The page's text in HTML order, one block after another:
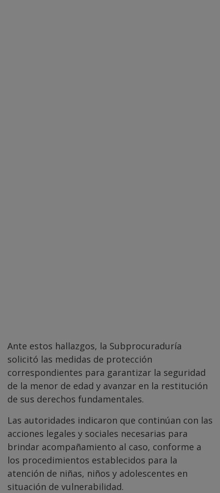
Ante estos hallazgos, la Subprocuraduría
solicitó las medidas de protección
correspondientes para garantizar la seguridad
de la menor de edad y avanzar en la restitución
de sus derechos fundamentales.
Las autoridades indicaron que continúan con las
acciones legales y sociales necesarias para
brindar acompañamiento al caso, conforme a
los procedimientos establecidos para la
atención de niñas, niños y adolescentes en
situación de vulnerabilidad.